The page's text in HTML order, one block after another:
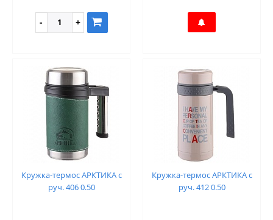
Кружка-термос АРКТИКА с
руч. 406 0.50
Кружка-термос АРКТИКА с
руч. 412 0.50